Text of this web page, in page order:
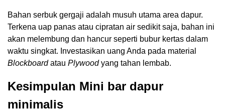
Bahan serbuk gergaji adalah musuh utama area dapur.
Terkena uap panas atau cipratan air sedikit saja, bahan ini
akan melembung dan hancur seperti bubur kertas dalam
waktu singkat. Investasikan uang Anda pada material
Blockboardatau Plywoodyang tahan lembab.
Kesimpulan Mini bar dapur
minimalis